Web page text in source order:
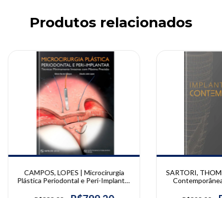
Produtos relacionados
CAMPOS, LOPES | Microcirurgia
Plástica Periodontal e Peri-Implantar
SARTORI,